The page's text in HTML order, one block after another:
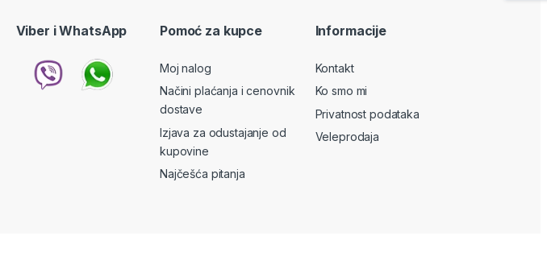
Viber i WhatsApp Pomoć za kupce
Moj nalog
Načini plaćanja i cenovnik
dostave
Izjava za odustajanje od
kupovine
Najčešća pitanja
Informacije
Kontakt
Ko smo mi
Privatnost podataka
Veleprodaja